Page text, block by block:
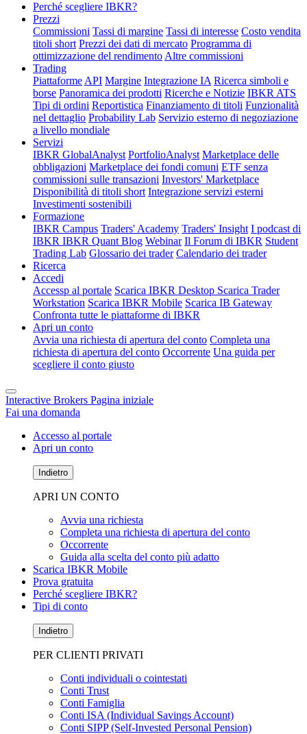
Perché scegliere IBKR?
Prezzi
Commissioni Tassi di margine Tassi di interesse Costo vendita
titoli short Prezzi dei dati di mercato Programma di
ottimizzazione del rendimento Altre commissioni
Trading
Piattaforme API Margine Integrazione IA Ricerca simboli e
borse Panoramica dei prodotti Ricerche e Notizie IBKR ATS
Tipi di ordini Reportistica Finanziamento di titoli Funzionalità
nel dettaglio Probability Lab Servizio esterno di negoziazione
a livello mondiale
Servizi
IBKR GlobalAnalyst PortfolioAnalyst Marketplace delle
obbligazioni Marketplace dei fondi comuni ETF senza
commissioni sulle transazioni Investors' Marketplace
Disponibilità di titoli short Integrazione servizi esterni
Investimenti sostenibili
Formazione
IBKR Campus Traders' Academy Traders' Insight I podcast di
IBKR IBKR Quant Blog Webinar Il Forum di IBKR Student
Trading Lab Glossario dei trader Calendario dei trader
Ricerca
Accedi
Accessp al portale Scarica IBKR Desktop Scarica Trader
Workstation Scarica IBKR Mobile Scarica IB Gateway
Confronta tutte le piattaforme di IBKR
Apri un conto
Avvia una richiesta di apertura del conto Completa una
richiesta di apertura del conto Occorrente Una guida per
scegliere il conto giusto
Interactive Brokers Pagina iniziale
Fai una domanda
Accesso al portale
Apri un conto
Indietro
APRI UN CONTO
Avvia una richiesta
Completa una richiesta di apertura del conto
Occorrente
Guida alla scelta del conto più adatto
Scarica IBKR Mobile
Prova gratuita
Perché scegliere IBKR?
Tipi di conto
Indietro
PER CLIENTI PRIVATI
Conti individuali o cointestati
Conti Trust
Conti Famiglia
Conti ISA (Individual Savings Account)
Conti SIPP (Self-Invested Personal Pension)